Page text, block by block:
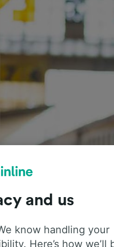
and us
know handling your
Here’s how we’ll